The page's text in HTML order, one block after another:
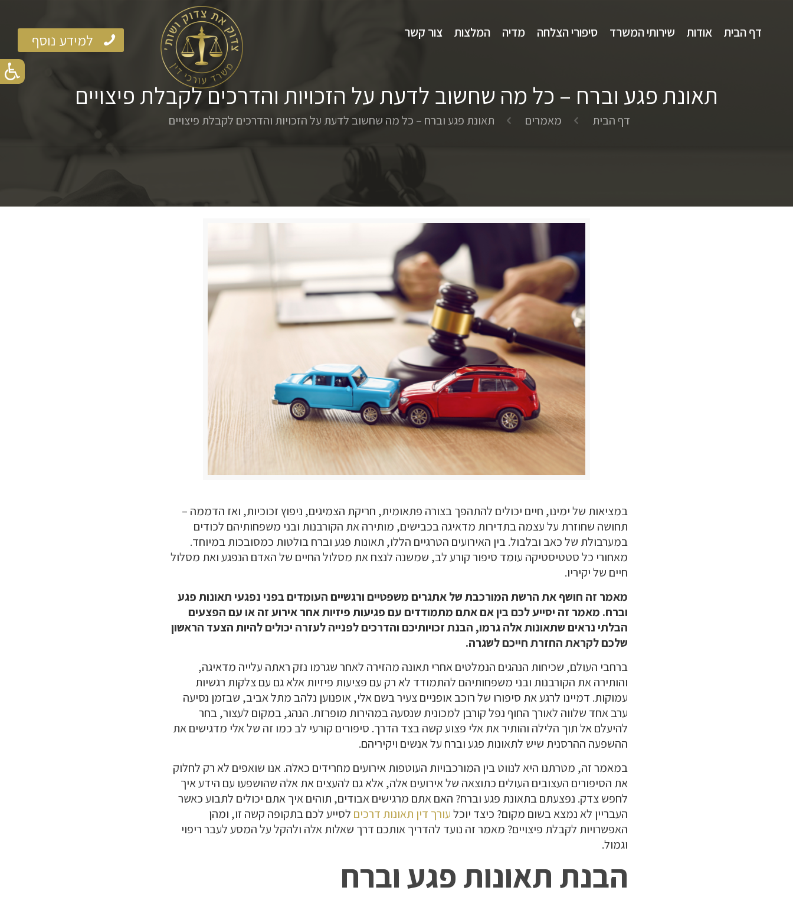
דף הבית אודות שירותי המשרד סיפורי הצלחה מדיה המלצות צור קשר למידע נוסף
תאונת פגע וברח – כל מה שחשוב לדעת על הזכויות והדרכים לקבלת פיצויים
דף הבית מאמרים תאונת פגע וברח – כל מה שחשוב לדעת על הזכויות והדרכים לקבלת פיצויים
במציאות של ימינו, חיים יכולים להתהפך בצורה פתאומית, חריקת הצמיגים, ניפוץ זכוכיות, ואז הדממה –
תחושה שחוזרת על עצמה בתדירות מדאיגה בכבישים, מותירה את הקורבנות ובני משפחותיהם לכודים
במערבולת של כאב ובלבול. בין האירועים הטרגיים הללו, תאונות פגע וברח בולטות כמסובכות במיוחד.
מאחורי כל סטטיסטיקה עומד סיפור קורע לב, שמשנה לנצח את מסלול החיים של האדם הנפגע ואת מסלול
חיים של יקיריו.
מאמר זה חושף את הרשת המורכבת של אתגרים משפטיים ורגשיים העומדים בפני נפגעי תאונות פגע
וברח. מאמר זה יסייע לכם בין אם אתם מתמודדים עם פגיעות פיזיות אחר אירוע זה או עם הפצעים
הבלתי נראים שתאונות אלה גרמו, הבנת זכויותיכם והדרכים לפנייה לעזרה יכולים להיות הצעד הראשון
שלכם לקראת החזרת חייכם לשגרה.
ברחבי העולם, שכיחות הנהגים הנמלטים אחרי תאונה מהזירה לאחר שגרמו נזק ראתה עלייה מדאיגה,
והותירה את הקורבנות ובני משפחותיהם להתמודד לא רק עם פציעות פיזיות אלא גם עם צלקות רגשיות
עמוקות. דמיינו לרגע את סיפורו של רוכב אופניים צעיר בשם אלי, אופנוען נלהב מתל אביב, שבזמן נסיעה
ערב אחד שלווה לאורך החוף נפל קורבן למכונית שנסעה במהירות מופרזת. הנהג, במקום לעצור, בחר
להיעלם אל תוך הלילה והותיר את אלי פצוע קשה בצד הדרך. סיפורים קורעי לב כמו זה של אלי מדגישים את
ההשפעה ההרסנית שיש לתאונות פגע וברח על אנשים ויקיריהם.
במאמר זה, מטרתנו היא לנווט בין המורכבויות העוטפות אירועים מחרידים כאלה. אנו שואפים לא רק לחלוק
את הסיפורים העצובים העולים כתוצאה של אירועים אלה, אלא גם להעצים את אלה שהושפעו עם הידע איך
לחפש צדק. נפצעתם בתאונת פגע וברח? האם אתם מרגישים אבודים, תוהים איך אתם יכולים לתבוע כאשר
העבריין לא נמצא בשום מקום? כיצד יוכלעורך דין תאונות דרכים לסייע לכם בתקופה קשה זו, ומהן
האפשרויות לקבלת פיצויים? מאמר זה נועד להדריך אותכם דרך שאלות אלה ולהקל על המסע לעבר ריפוי
וגמול.
הבנת תאונות פגע וברח